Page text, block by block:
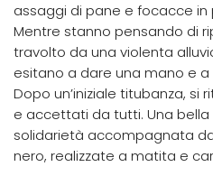
assaggi di pane e focacce in
Mentre stanno pensando di
travolto da una violenta
esitano a dare una mano e
Dopo un’iniziale titubanza,
e accettati da tutti. Una
solidarietà accompagnata
nero, realizzate a matita e